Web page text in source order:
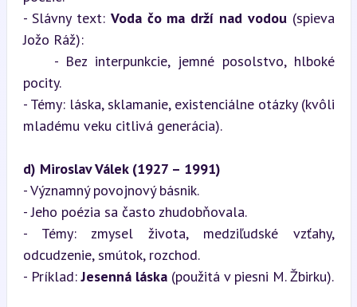
- Slávny text: Voda čo ma drží nad vodou (spieva
Jožo Ráž):
pocity.
- Témy: láska, sklamanie, existenciálne otázky (kvôli
mladému veku citlivá generácia).
d) Miroslav Válek (1927 – 1991)
- Významný povojnový básnik.
- Jeho poézia sa často zhudobňovala.
- Témy: zmysel života, medziľudské vzťahy,
odcudzenie, smútok, rozchod.
- Príklad: Jesenná láska (použitá v piesni M. Žbirku).